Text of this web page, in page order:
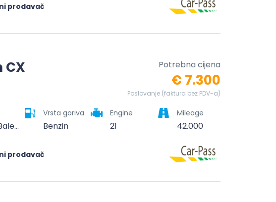
prodavač
CX Potrebna cijena
€ 7.300
Poslovanje (faktura bez PDV-a)
Ibiza, Balearic Islands, 07800, Spain
Vrsta goriva
Benzin
Engine
21
Mileage
42.000
prodavač